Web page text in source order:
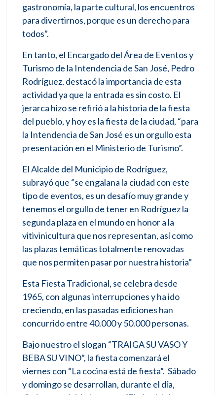
gastronomía, la parte cultural, los encuentros
para divertirnos, porque es un derecho para
todos”.
En tanto, el Encargado del Área de Eventos y
Turismo de la Intendencia de San José, Pedro
Rodríguez, destacó la importancia de esta
actividad ya que la entrada es sin costo. El
jerarca hizo se refirió a la historia de la fiesta
del pueblo, y hoy es la fiesta de la ciudad, “para
la Intendencia de San José es un orgullo esta
presentación en el Ministerio de Turismo”.
El Alcalde del Municipio de Rodríguez,
subrayó que “se engalana la ciudad con este
tipo de eventos, es un desafío muy grande y
tenemos el orgullo de tener en Rodríguez la
segunda plaza en el mundo en honor a la
vitivinicultura que nos representan, así como
las plazas temáticas totalmente renovadas
que nos permiten pasar por nuestra historia”
Esta Fiesta Tradicional, se celebra desde
1965, con algunas interrupciones y ha ido
creciendo, en las pasadas ediciones han
concurrido entre 40.000 y 50.000 personas.
Bajo nuestro el slogan “TRAIGA SU VASO Y
BEBA SU VINO”, la fiesta comenzará el
viernes con “La cocina está de fiesta”. Sábado
y domingo se desarrollan, durante el día,